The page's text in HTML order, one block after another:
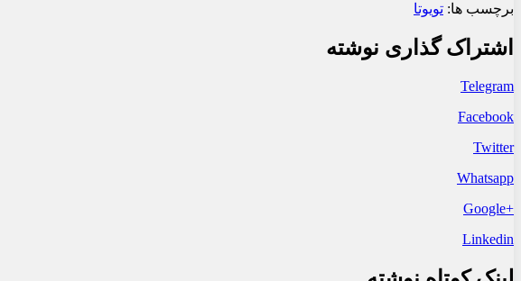
برچسب ها: تویوتا
اشتراک گذاری نوشته
Telegram
Facebook
Twitter
Whatsapp
+Google
Linkedin